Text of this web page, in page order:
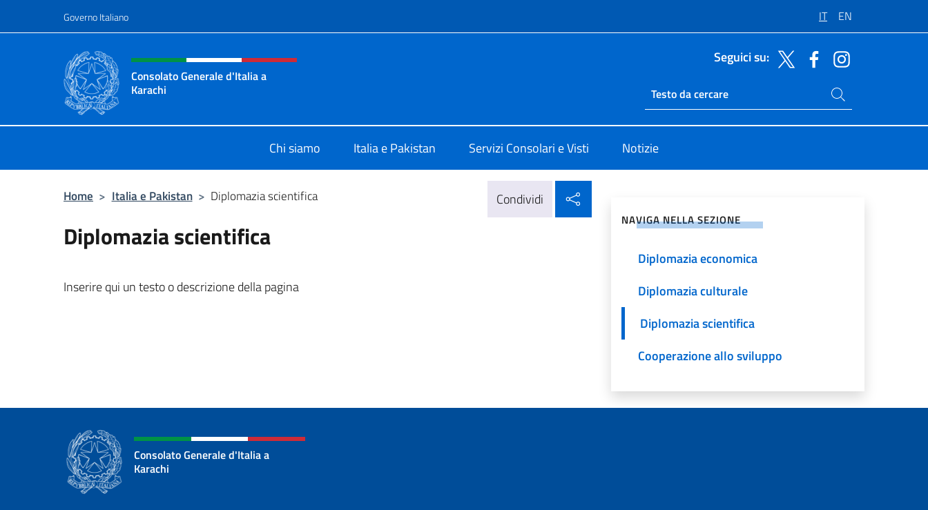
Governo Italiano IT EN
Intestazione sito, social e menù
Consolato Generale d'Italia a
Karachi
Seguici su:
Ricerca sito live
Cerca nel sito
Chi siamo Italia e Pakistan Servizi Consolari e Visti Notizie
Home > Italia e Pakistan > Diplomazia scientifica Condividi
Diplomazia scientifica
Inserire qui un testo o descrizione della pagina
NAVIGA NELLA SEZIONE
Diplomazia economica
Diplomazia culturale
Diplomazia scientifica
Cooperazione allo sviluppo
Consolato Generale d'Italia a
Karachi